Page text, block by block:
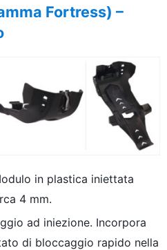
Fortress) –
in plastica iniettata
4 mm.
ad iniezione. Incorpora
di bloccaggio rapido nella